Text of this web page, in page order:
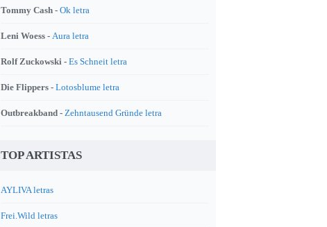
Tommy Cash - Ok letra
Leni Woess - Aura letra
Rolf Zuckowski - Es Schneit letra
Die Flippers - Lotosblume letra
Outbreakband - Zehntausend Gründe letra
TOP ARTISTAS
AYLIVA letras
Frei.Wild letras